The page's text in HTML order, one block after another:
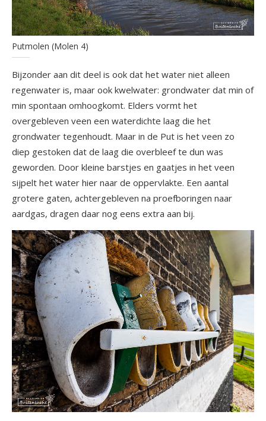
Putmolen (Molen 4)
Bijzonder aan dit deel is ook dat het water niet alleen
regenwater is, maar ook kwelwater: grondwater dat min of
min spontaan omhoogkomt. Elders vormt het
overgebleven veen een waterdichte laag die het
grondwater tegenhoudt. Maar in de Put is het veen zo
diep gestoken dat de laag die overbleef te dun was
geworden. Door kleine barstjes en gaatjes in het veen
sijpelt het water hier naar de oppervlakte. Een aantal
grotere gaten, achtergebleven na proefboringen naar
aardgas, dragen daar nog eens extra aan bij.